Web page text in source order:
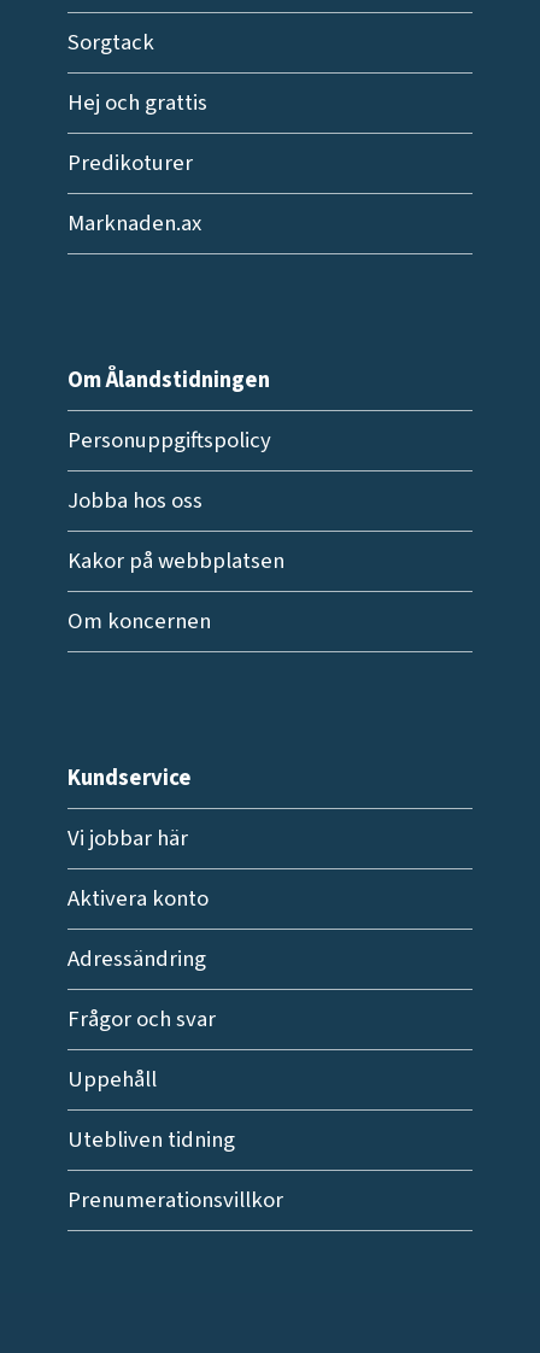
Sorgtack
Hej och grattis
Predikoturer
Marknaden.ax
Om Ålandstidningen
Personuppgiftspolicy
Jobba hos oss
Kakor på webbplatsen
Om koncernen
Kundservice
Vi jobbar här
Aktivera konto
Adressändring
Frågor och svar
Uppehåll
Utebliven tidning
Prenumerationsvillkor